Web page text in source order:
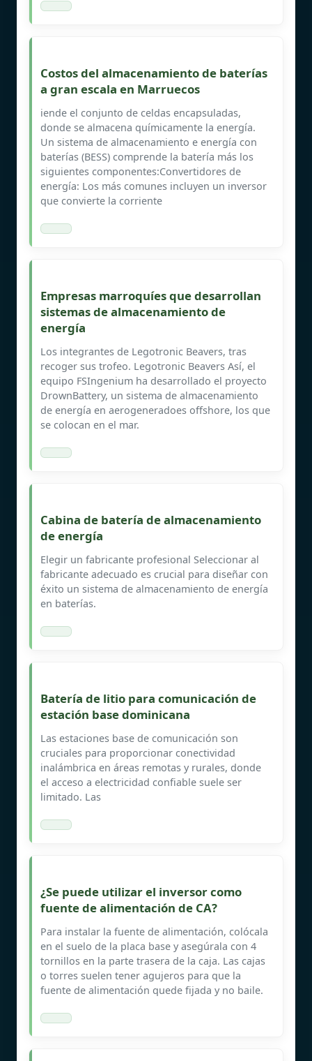
Costos del almacenamiento de baterías
a gran escala en Marruecos
iende el conjunto de celdas encapsuladas,
donde se almacena químicamente la energía.
Un sistema de almacenamiento e energía con
baterías (BESS) comprende la batería más los
siguientes componentes:Convertidores de
energía: Los más comunes incluyen un inversor
que convierte la corriente
Empresas marroquíes que desarrollan
sistemas de almacenamiento de
energía
Los integrantes de Legotronic Beavers, tras
recoger sus trofeo. Legotronic Beavers Así, el
equipo FSIngenium ha desarrollado el proyecto
DrownBattery, un sistema de almacenamiento
de energía en aerogeneradoes offshore, los que
se colocan en el mar.
Cabina de batería de almacenamiento
de energía
Elegir un fabricante profesional Seleccionar al
fabricante adecuado es crucial para diseñar con
éxito un sistema de almacenamiento de energía
en baterías.
Batería de litio para comunicación de
estación base dominicana
Las estaciones base de comunicación son
cruciales para proporcionar conectividad
inalámbrica en áreas remotas y rurales, donde
el acceso a electricidad confiable suele ser
limitado. Las
¿Se puede utilizar el inversor como
fuente de alimentación de CA?
Para instalar la fuente de alimentación, colócala
en el suelo de la placa base y asegúrala con 4
tornillos en la parte trasera de la caja. Las cajas
o torres suelen tener agujeros para que la
fuente de alimentación quede fijada y no baile.